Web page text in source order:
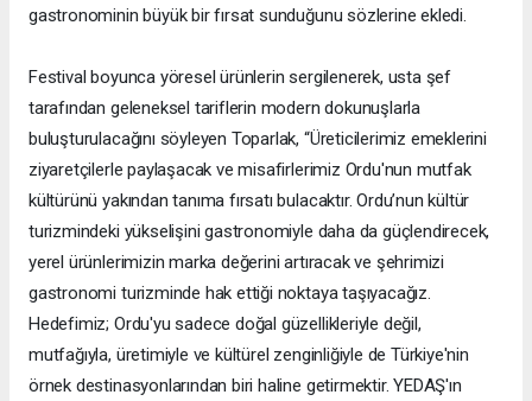
gastronominin büyük bir fırsat sunduğunu sözlerine ekledi.
Festival boyunca yöresel ürünlerin sergilenerek, usta şef
tarafından geleneksel tariflerin modern dokunuşlarla
buluşturulacağını söyleyen Toparlak, “Üreticilerimiz emeklerini
ziyaretçilerle paylaşacak ve misafirlerimiz Ordu'nun mutfak
kültürünü yakından tanıma fırsatı bulacaktır. Ordu’nun kültür
turizmindeki yükselişini gastronomiyle daha da güçlendirecek,
yerel ürünlerimizin marka değerini artıracak ve şehrimizi
gastronomi turizminde hak ettiği noktaya taşıyacağız.
Hedefimiz; Ordu'yu sadece doğal güzellikleriyle değil,
mutfağıyla, üretimiyle ve kültürel zenginliğiyle de Türkiye'nin
örnek destinasyonlarından biri haline getirmektir. YEDAŞ'ın